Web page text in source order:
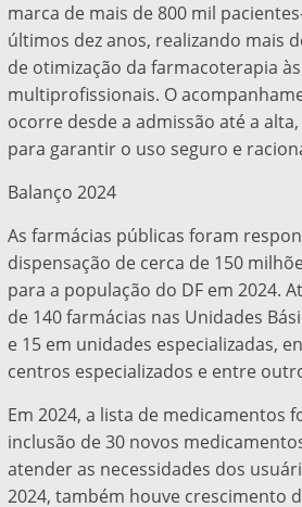
marca de mais de 800 mil
últimos dez anos, realizando mais
de otimização da farmacoterapia
multiprofissionais. O
ocorre desde a admissão até a
para garantir o uso seguro e
Balanço 2024
As farmácias públicas foram
dispensação de cerca de 150
para a população do DF em 2024.
de 140 farmácias nas Unidades
e 15 em unidades especializadas,
centros especializados e entre
Em 2024, a lista de medicamentos
inclusão de 30 novos
atender as necessidades dos
2024, também houve crescimento